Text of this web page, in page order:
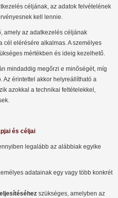
céljának, az adatok felvételének
kell lennie.
amely az adatkezelés céljának
elérésére alkalmas. A személyes
mértékben és ideig kezelhető.
mindaddig megőrzi e minőségét, míg
Az érintettel akkor helyreállítható a
azokkal a technikai feltételekkel,
és céljai
legalább az alábbiak egyike
adatainak egy vagy több konkrét
szükséges, amelyben az